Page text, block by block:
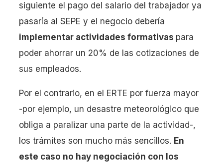
siguiente el pago del salario del trabajador ya
pasaría al SEPE y el negocio debería
implementar actividades formativas para
poder ahorrar un 20% de las cotizaciones de
sus empleados.
Por el contrario, en el ERTE por fuerza mayor
-por ejemplo, un desastre meteorológico que
obliga a paralizar una parte de la actividad-,
los trámites son mucho más sencillos. En
este caso no hay negociación con los